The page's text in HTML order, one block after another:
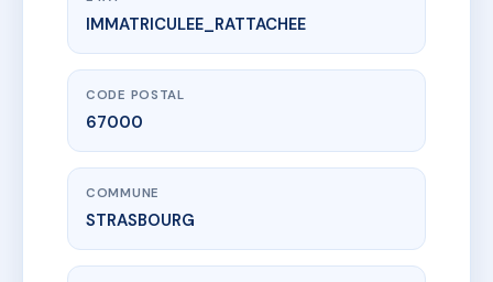
www.vme.plus/AC6655542
4 RUE SILBERMANN
4 r silbermann67000 STRASBOURG
IMMATRICULEE_RATTACHEE
CODE POSTAL
67000
COMMUNE
STRASBOURG